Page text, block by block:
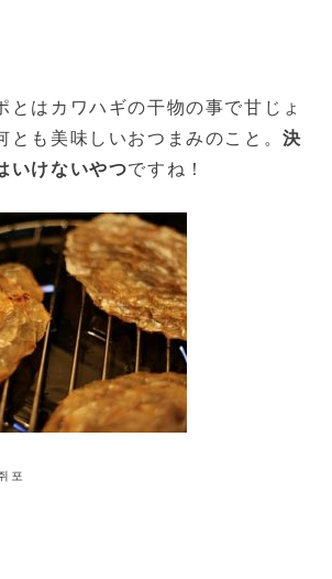
とはカワハギの干物の事で甘じょ
とも美味しいおつまみのこと。決
いけないやつですね！
포